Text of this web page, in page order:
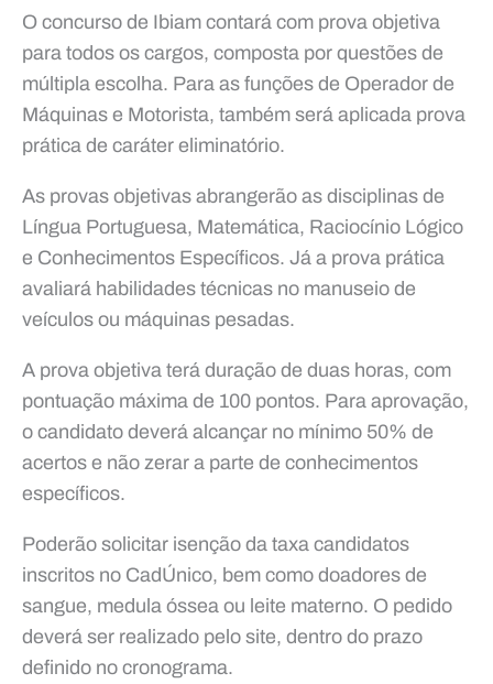
O concurso de Ibiam contará com prova objetiva
para todos os cargos, composta por questões de
múltipla escolha. Para as funções de Operador de
Máquinas e Motorista, também será aplicada prova
prática de caráter eliminatório.
As provas objetivas abrangerão as disciplinas de
Língua Portuguesa, Matemática, Raciocínio Lógico
e Conhecimentos Específicos. Já a prova prática
avaliará habilidades técnicas no manuseio de
veículos ou máquinas pesadas.
A prova objetiva terá duração de duas horas, com
pontuação máxima de 100 pontos. Para aprovação,
o candidato deverá alcançar no mínimo 50% de
acertos e não zerar a parte de conhecimentos
específicos.
Poderão solicitar isenção da taxa candidatos
inscritos no CadÚnico, bem como doadores de
sangue, medula óssea ou leite materno. O pedido
deverá ser realizado pelo site, dentro do prazo
definido no cronograma.